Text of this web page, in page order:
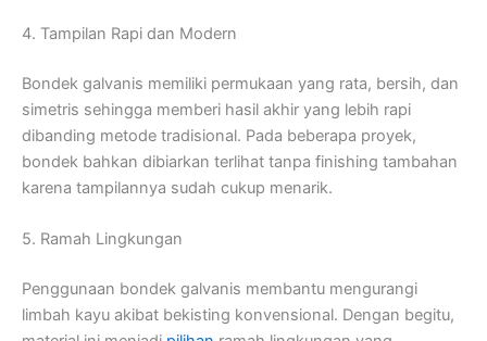
4. Tampilan Rapi dan Modern
Bondek galvanis memiliki permukaan yang rata, bersih, dan
simetris sehingga memberi hasil akhir yang lebih rapi
dibanding metode tradisional. Pada beberapa proyek,
bondek bahkan dibiarkan terlihat tanpa finishing tambahan
karena tampilannya sudah cukup menarik.
5. Ramah Lingkungan
Penggunaan bondek galvanis membantu mengurangi
limbah kayu akibat bekisting konvensional. Dengan begitu,